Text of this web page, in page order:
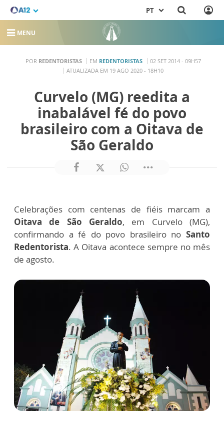
PT
MENU
POR REDENTORISTAS EM REDENTORISTAS
02 SET 2014 - 09H57
ATUALIZADA EM 19 AGO 2020 - 18H10
Curvelo (MG) reedita a
inabalável fé do povo
brasileiro com a Oitava de
São Geraldo
Celebrações com centenas de fiéis marcam a
Oitava de São Geraldo, em Curvelo (MG),
confirmando a fé do povo brasileiro no Santo
Redentorista.A Oitava acontece sempre no mês
de agosto.